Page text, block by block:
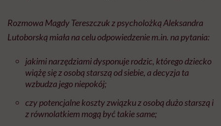
Rozmowa Magdy Tereszczuk z psycholożką Aleksandra
Lutoborską miała na celu odpowiedzeniem.in. na pytania:
jakimi narzędziami dysponuje rodzic, którego dziecko
wiążę się z osobą starszą od siebie, a decyzja ta
wzbudza jego niepokój;
czy potencjalne koszty związku z osobą dużo starszą i
z równolatkiem mogą być takie same;